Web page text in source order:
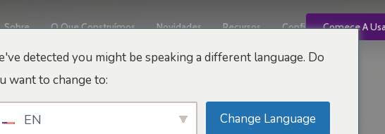
Sobre O Que Construímos Novidades Recursos Confiável PT
Comece A
Dicas De Marketing E Vendas
detected you might be speaking a different language. Do
want to change to:
EN Change Language